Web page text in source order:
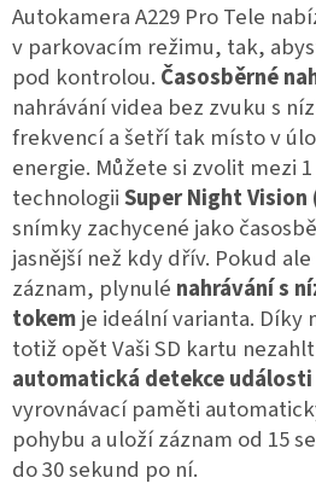
Autokamera A229 Pro Tele
v parkovacím režimu, tak,
pod kontrolou. Časosběrné
nahrávání videa bez zvuku s
frekvencí a šetří tak místo v
energie. Můžete si zvolit mezi
technologiiSuper Night Vision
snímky zachycené jako
jasnější než kdy dřív. Pokud
záznam, plynulé nahrávání s
tokemje ideální varianta. Díky
totiž opět Vaši SD kartu
automatická detekce události
vyrovnávací paměti
pohybu a uloží záznam od 15
do 30 sekund po ní.